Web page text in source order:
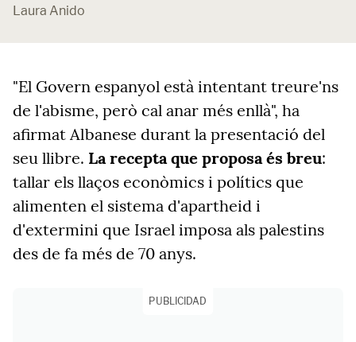
Laura Anido
"El Govern espanyol està intentant treure'ns
de l'abisme, però cal anar més enllà", ha
afirmat Albanese durant la presentació del
seu llibre. La recepta que proposa és breu:
tallar els llaços econòmics i polítics que
alimenten el sistema d'apartheid i
d'extermini que Israel imposa als palestins
des de fa més de 70 anys.
PUBLICIDAD